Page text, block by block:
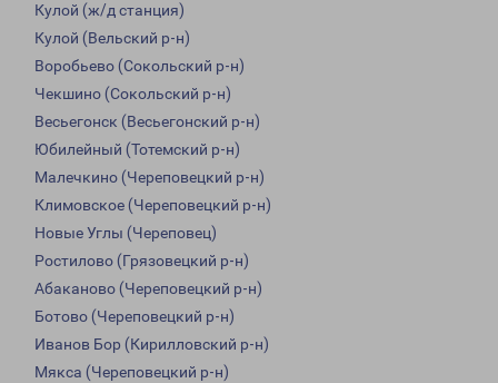
Кулой (ж/д станция)
Кулой (Вельский р-н)
Воробьево (Сокольский р-н)
Чекшино (Сокольский р-н)
Весьегонск (Весьегонский р-н)
Юбилейный (Тотемский р-н)
Малечкино (Череповецкий р-н)
Климовское (Череповецкий р-н)
Новые Углы (Череповец)
Ростилово (Грязовецкий р-н)
Абаканово (Череповецкий р-н)
Ботово (Череповецкий р-н)
Иванов Бор (Кирилловский р-н)
Мякса (Череповецкий р-н)